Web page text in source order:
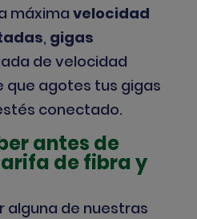
máxima velocidad
, gigas
de velocidad
que agotes tus gigas
conectado.
antes de
de fibra y
alguna de nuestras